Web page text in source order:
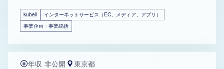
kubell
インターネットサービス（EC、メディア、アプリ）
事業企画・事業統括
年収 非公開 東京都